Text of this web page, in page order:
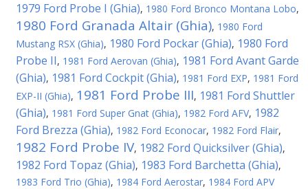
1979 Ford Probe I (Ghia), 1980 Ford Bronco Montana Lobo,
1980 Ford Granada Altair (Ghia), 1980 Ford
Mustang RSX (Ghia), 1980 Ford Pockar (Ghia), 1980 Ford
Probe II, 1981 Ford Aerovan (Ghia), 1981 Ford Avant Garde
(Ghia), 1981 Ford Cockpit (Ghia), 1981 Ford EXP, 1981 Ford
EXP-II (Ghia), 1981 Ford Probe III, 1981 Ford Shuttler
(Ghia), 1981 Ford Super Gnat (Ghia), 1982 Ford AFV, 1982
Ford Brezza (Ghia), 1982 Ford Econocar, 1982 Ford Flair,
1982 Ford Probe IV, 1982 Ford Quicksilver (Ghia),
1982 Ford Topaz (Ghia), 1983 Ford Barchetta (Ghia),
1983 Ford Trio (Ghia), 1984 Ford Aerostar, 1984 Ford APV